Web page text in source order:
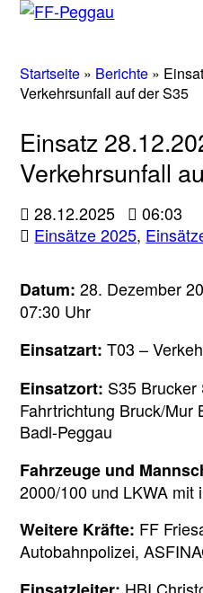
Startseite » Berichte »
Verkehrsunfall auf der S35
Einsatz
Verkehrsunfall
28.12.2025
06:03
Einsätze 2025,
Datum: 28. Dezember
07:30 Uhr
Einsatzart: T03 –
Einsatzort: S35
Fahrtrichtung Bruck/Mur
Badl-Peggau
Fahrzeuge und
2000/100 und LKWA mit
Weitere Kräfte: FF
Autobahnpolizei,